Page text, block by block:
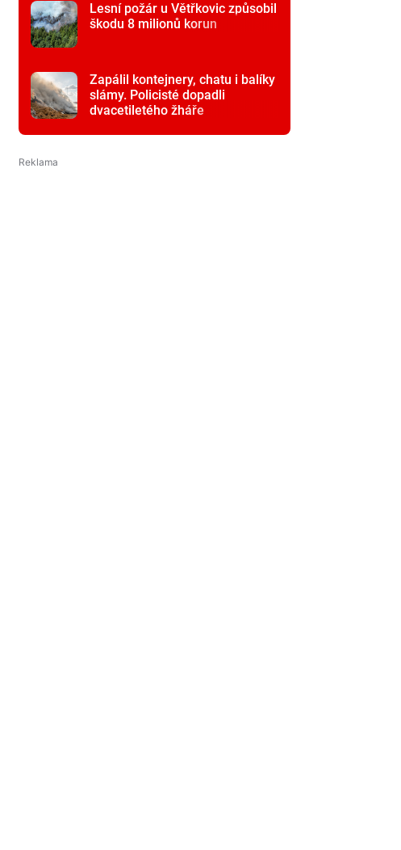
Lesní požár u Větřkovic způsobil
škodu 8 milionů korun
Zapálil kontejnery, chatu i balíky
slámy. Policisté dopadli
dvacetiletého žháře